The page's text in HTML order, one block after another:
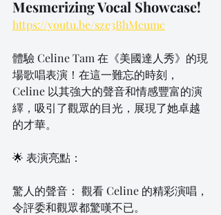
Mesmerizing Vocal Showcase!
https://youtu.be/sze3BhMcumc
體驗 Celine Tam 在《美國達人秀》的現
場歌唱表演！在這一難忘的時刻，
Celine 以其強大的聲音和情感豐富的演
繹，吸引了觀眾的目光，展現了她卓越
的才華。
🌟 表演亮點：
驚人的聲音： 觀看 Celine 的精彩演唱，
令評委和觀眾都驚嘆不已。